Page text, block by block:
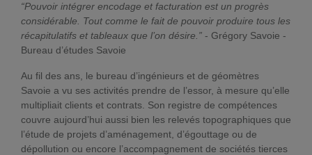
“Pouvoir intégrer encodage et facturation est un progrès
considérable. Tout comme le fait de pouvoir produire tous les
récapitulatifs et tableaux que l’on désire.” - Grégory Savoie -
Bureau d’études Savoie
Au fil des ans, le bureau d’ingénieurs et de géomètres
Savoie a vu ses activités prendre de l’essor, à mesure qu’elle
multipliait clients et contrats. Son registre de compétences
couvre aujourd’hui aussi bien les relevés topographiques que
l’étude de projets d’aménagement, d’égouttage ou de
dépollution ou encore l’accompagnement de sociétés tierces